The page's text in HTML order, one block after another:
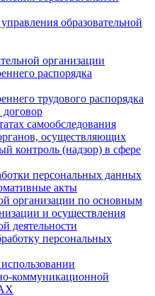
образовательной
организации
распорядка
трудового распорядка
самообследования
осуществляющих
контроль (надзор) в сфере
персональных данных
акты
организации по основным
и осуществления
деятельности
персональных
коммуникационной